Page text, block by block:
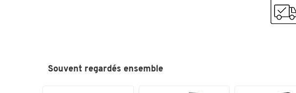
Poids
Souvent regardés ensemble